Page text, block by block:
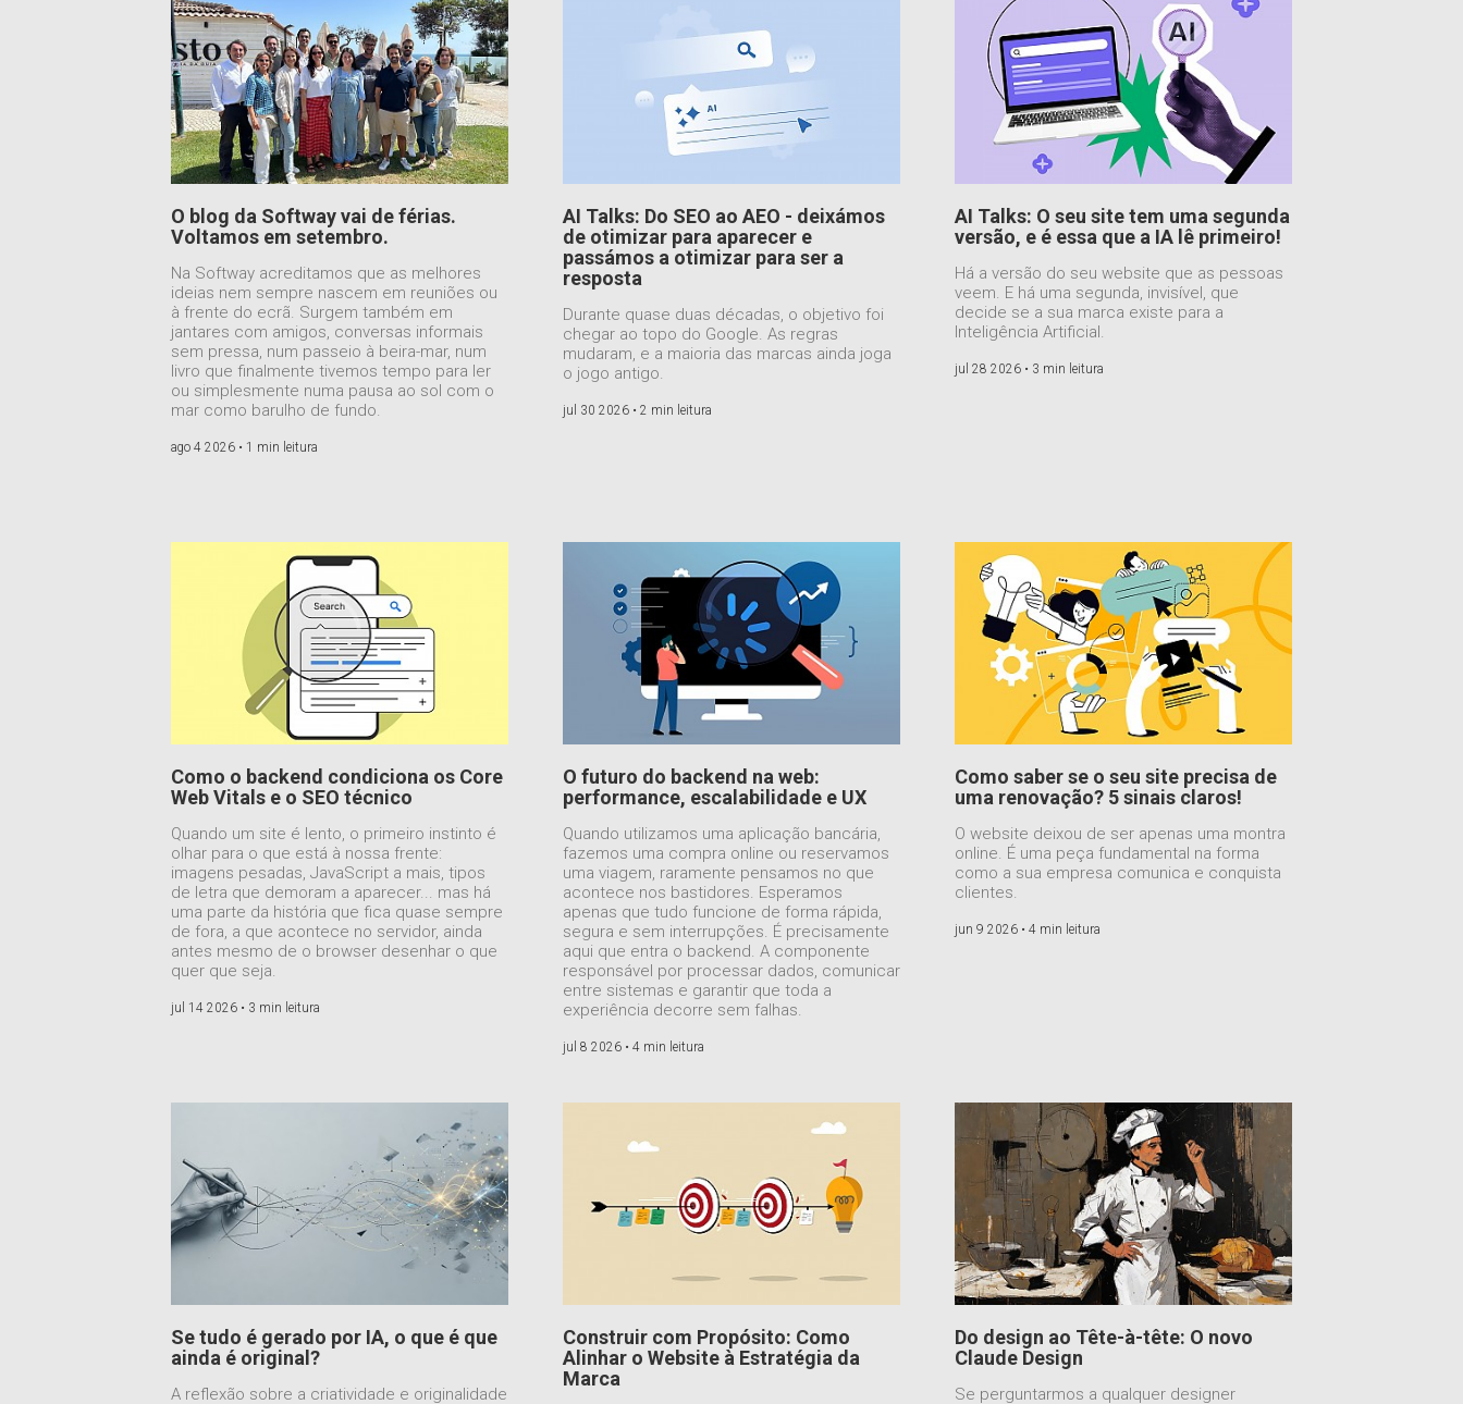
O blog da Softway vai de férias.
Voltamos em setembro.
Na Softway acreditamos que as melhores
ideias nem sempre nascem em reuniões ou
à frente do ecrã. Surgem também em
jantares com amigos, conversas informais
sem pressa, num passeio à beira-mar, num
livro que finalmente tivemos tempo para ler
ou simplesmente numa pausa ao sol com o
mar como barulho de fundo.
ago 4 2026 • 1 min leitura
AI Talks: Do SEO ao AEO - deixámos
de otimizar para aparecer e
passámos a otimizar para ser a
resposta
Durante quase duas décadas, o objetivo foi
chegar ao topo do Google. As regras
mudaram, e a maioria das marcas ainda joga
o jogo antigo.
jul 30 2026 • 2 min leitura
AI Talks: O seu site tem uma segunda
versão, e é essa que a IA lê primeiro!
Há a versão do seu website que as pessoas
veem. E há uma segunda, invisível, que
decide se a sua marca existe para a
Inteligência Artificial.
jul 28 2026 • 3 min leitura
Como o backend condiciona os Core
Web Vitals e o SEO técnico
Quando um site é lento, o primeiro instinto é
olhar para o que está à nossa frente:
imagens pesadas, JavaScript a mais, tipos
de letra que demoram a aparecer... mas há
uma parte da história que fica quase sempre
de fora, a que acontece no servidor, ainda
antes mesmo de o browser desenhar o que
quer que seja.
jul 14 2026 • 3 min leitura
O futuro do backend na web:
performance, escalabilidade e UX
Quando utilizamos uma aplicação bancária,
fazemos uma compra online ou reservamos
uma viagem, raramente pensamos no que
acontece nos bastidores. Esperamos
apenas que tudo funcione de forma rápida,
segura e sem interrupções. É precisamente
aqui que entra o backend. A componente
responsável por processar dados, comunicar
entre sistemas e garantir que toda a
experiência decorre sem falhas.
jul 8 2026 • 4 min leitura
Como saber se o seu site precisa de
uma renovação? 5 sinais claros!
O website deixou de ser apenas uma montra
online. É uma peça fundamental na forma
como a sua empresa comunica e conquista
clientes.
jun 9 2026 • 4 min leitura
Se tudo é gerado por IA, o que é que
ainda é original?
A reflexão sobre a criatividade e originalidade
Construir com Propósito: Como
Alinhar o Website à Estratégia da
Marca
Do design ao Tête-à-tête: O novo
Claude Design
Se perguntarmos a qualquer designer